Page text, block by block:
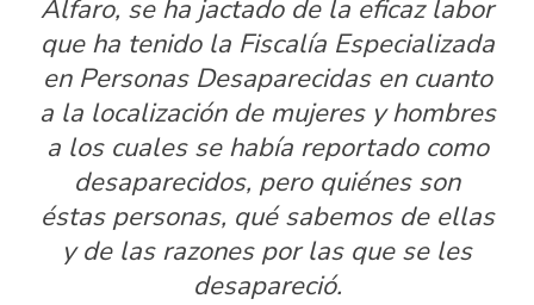
Alfaro, se ha jactado de la eficaz labor
que ha tenido la Fiscalía Especializada
en Personas Desaparecidas en cuanto
a la localización de mujeres y hombres
a los cuales se había reportado como
desaparecidos, pero quiénes son
éstas personas, qué sabemos de ellas
y de las razones por las que se les
desapareció.